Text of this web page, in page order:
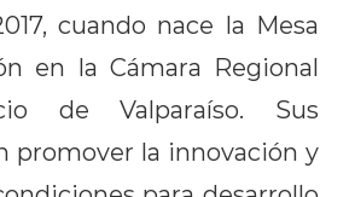
cuando nace la Mesa
en la Cámara Regional
de Valparaíso. Sus
promover la innovación y